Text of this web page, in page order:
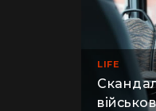
LIFE